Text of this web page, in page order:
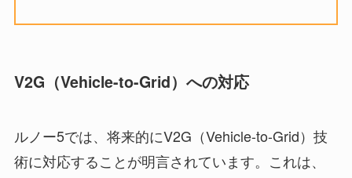
V2G（Vehicle-to-Grid）への対応
ルノー5では、将来的にV2G（Vehicle-to-Grid）技
術に対応することが明言されています。これは、